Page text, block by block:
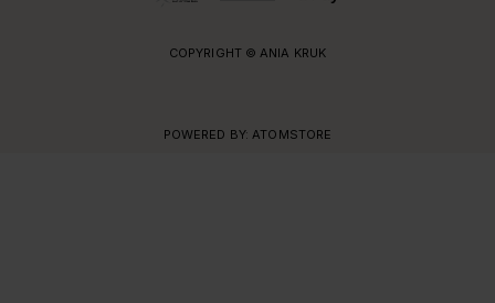
COPYRIGHT © ANIA KRUK
POWERED BY: ATOMSTORE